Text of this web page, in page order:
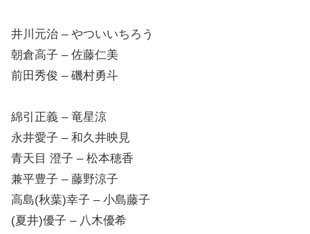
井川元治 – やついいちろう
朝倉高子 – 佐藤仁美
前田秀俊 – 磯村勇斗
綿引正義 – 竜星涼
永井愛子 – 和久井映見
青天目 澄子 – 松本穂香
兼平豊子 – 藤野涼子
高島(秋葉)幸子 – 小島藤子
(夏井)優子 – 八木優希